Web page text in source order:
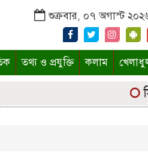
শুক্রবার, ০৭ অগাস্ট
তথ্য ও প্রযুক্তি কলাম